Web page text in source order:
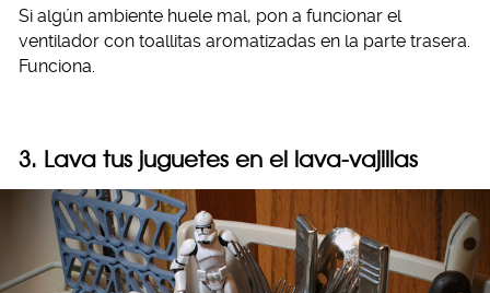
Si algún ambiente huele mal, pon a funcionar el
ventilador con toallitas aromatizadas en la parte trasera.
Funciona.
3. Lava tus juguetes en el lava-vajillas